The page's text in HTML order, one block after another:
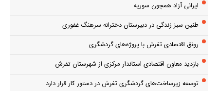
ایرانی آزاد همچون سوریه
طنین سبز زندگی در دبیرستان دخترانه سرهنگ غفوری
رونق اقتصادی تفرش با پروژه‌های گردشگری
بازدید معاون اقتصادی استاندار مرکزی از شهرستان تفرش
توسعه زیرساخت‌های گردشگری تفرش در دستور کار قرار دارد